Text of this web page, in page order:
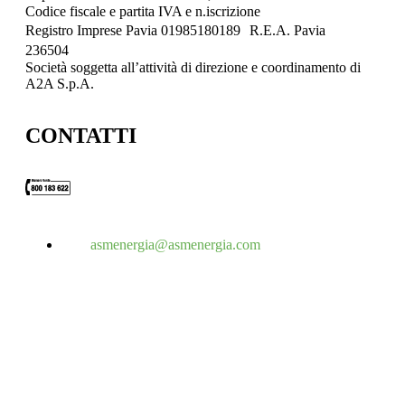
Codice fiscale e partita IVA e n.iscrizione
Registro Imprese Pavia 01985180189 R.E.A. Pavia
236504
Società soggetta all’attività di direzione e coordinamento di
A2A S.p.A.
CONTATTI
asmenergia@asmenergia.com